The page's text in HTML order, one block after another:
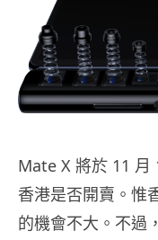
Mate X 將於 11 月
香港是否開賣。惟
的機會不大。不過